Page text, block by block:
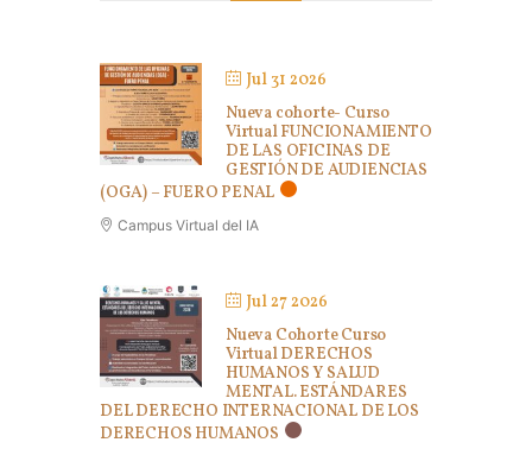
Jul 31 2026
Nueva cohorte- Curso
Virtual FUNCIONAMIENTO
DE LAS OFICINAS DE
GESTIÓN DE AUDIENCIAS
(OGA) – FUERO PENAL
Campus Virtual del IA
Jul 27 2026
Nueva Cohorte Curso
Virtual DERECHOS
HUMANOS Y SALUD
MENTAL. ESTÁNDARES
DEL DERECHO INTERNACIONAL DE LOS
DERECHOS HUMANOS